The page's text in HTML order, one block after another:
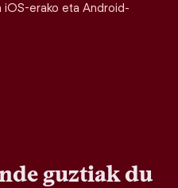
iOS-erako eta Android-
guztiak du